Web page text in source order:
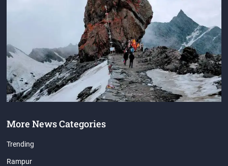
More News Categories
Trending
Rampur